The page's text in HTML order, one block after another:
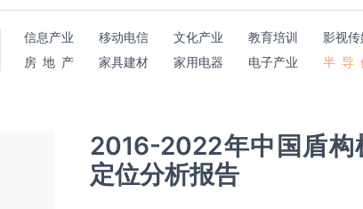
信息产业 移动电信 文化产业 教育培训
影视传
房 地 产
家具建材 家用电器 电子产业 半 导
2016-2022年中国盾构
定位分析报告